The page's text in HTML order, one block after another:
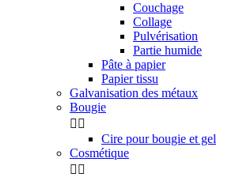
Couchage
Collage
Pulvérisation
Partie humide
Pâte à papier
Papier tissu
Galvanisation des métaux
Bougie
 
Cire pour bougie et gel
Cosmétique
 